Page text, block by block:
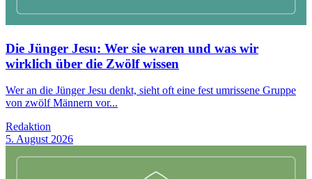
Die Jünger Jesu: Wer sie waren und was wir
wirklich über die Zwölf wissen
Wer an die Jünger Jesu denkt, sieht oft eine fest umrissene Gruppe
von zwölf Männern vor...
Redaktion
5. August 2026